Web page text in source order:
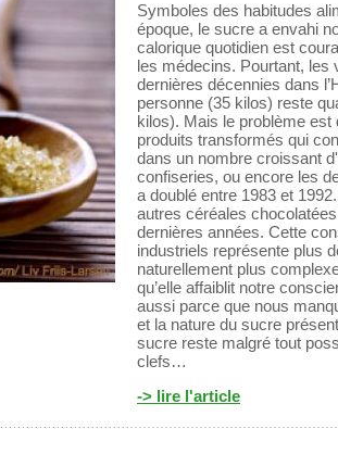
Symboles des habitudes
époque, le sucre a envahi
calorique quotidien est
les médecins. Pourtant, les
dernières décennies dans
personne (35 kilos) reste
kilos). Mais le problème
produits transformés qui
dans un nombre croissant
confiseries, ou encore les
a doublé entre 1983 et
autres céréales
dernières années. Cette
industriels représente plus
naturellement plus
qu’elle affaiblit notre
aussi parce que nous
et la nature du sucre
sucre reste malgré tout
clefs…
-> lire l'article